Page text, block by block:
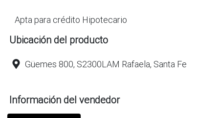
Apta para crédito Hipotecario
Ubicación del producto
Güemes 800, S2300LAM Rafaela, Santa Fe
Información del vendedor